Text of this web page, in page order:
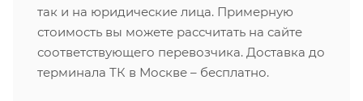
так и на юридические лица. Примерную
стоимость вы можете рассчитать на сайте
соответствующего перевозчика. Доставка до
терминала ТК в Москве – бесплатно.